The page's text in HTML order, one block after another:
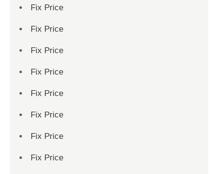
Fix Price
Fix Price
Fix Price
Fix Price
Fix Price
Fix Price
Fix Price
Fix Price